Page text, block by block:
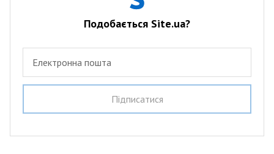
Подобається Site.ua?
Електронна пошта
Пiдписатися